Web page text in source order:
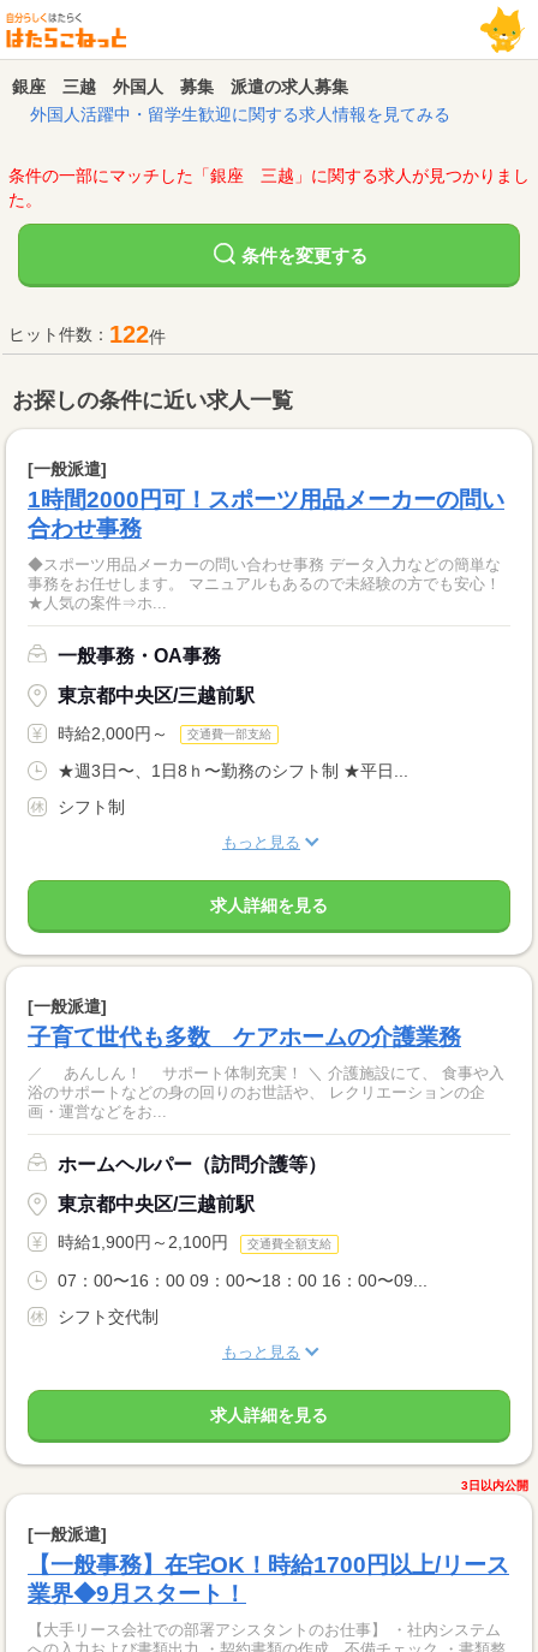
銀座 三越 外国人 募集 派遣の求人募集
外国人活躍中・留学生歓迎に関する求人情報を見てみる
条件の一部にマッチした「銀座 三越」に関する求人が見つかりまし
た。
条件を変更する
ヒット件数： 122件
お探しの条件に近い求人一覧
[一般派遣]
1時間2000円可！スポーツ用品メーカーの問い
合わせ事務
◆スポーツ用品メーカーの問い合わせ事務 データ入力などの簡単な
事務をお任せします。 マニュアルもあるので未経験の方でも安心！
★人気の案件⇒ホ...
一般事務・OA事務
東京都中央区/三越前駅
時給2,000円～ 交通費一部支給
★週3日〜、1日8ｈ〜勤務のシフト制 ★平日...
シフト制
もっと見る
求人詳細を見る
[一般派遣]
子育て世代も多数 ケアホームの介護業務
／ あんしん！ サポート体制充実！ ＼ 介護施設にて、 食事や入
浴のサポートなどの身の回りのお世話や、 レクリエーションの企
画・運営などをお...
ホームヘルパー（訪問介護等）
東京都中央区/三越前駅
時給1,900円～2,100円 交通費全額支給
07：00〜16：00 09：00〜18：00 16：00〜09...
シフト交代制
もっと見る
求人詳細を見る
3日以内公開
[一般派遣]
【一般事務】在宅OK！時給1700円以上/リース
業界◆9月スタート！
【大手リース会社での部署アシスタントのお仕事】 ・社内システム